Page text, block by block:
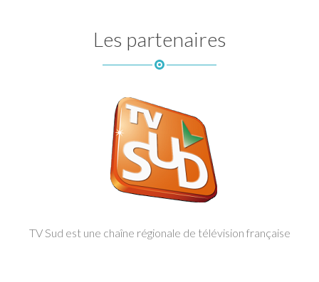
Les partenaires
TV Sud est une chaîne régionale de télévision française